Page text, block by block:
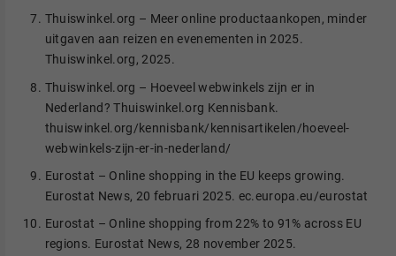
Thuiswinkel.org – Meer online productaankopen, minder
uitgaven aan reizen en evenementen in 2025.
Thuiswinkel.org, 2025.
Thuiswinkel.org – Hoeveel webwinkels zijn er in
Nederland? Thuiswinkel.org Kennisbank.
thuiswinkel.org/kennisbank/kennisartikelen/hoeveel-
webwinkels-zijn-er-in-nederland/
Eurostat – Online shopping in the EU keeps growing.
Eurostat News, 20 februari 2025. ec.europa.eu/eurostat
Eurostat – Online shopping from 22% to 91% across EU
regions. Eurostat News, 28 november 2025.